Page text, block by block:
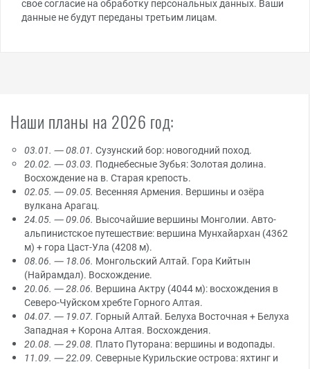
свое согласие на обработку персональных данных. Ваши
данные не будут переданы третьим лицам.
Наши планы на 2026 год:
03.01. — 08.01. Сузунский бор: новогодний поход.
20.02. — 03.03. Поднебесные Зубья: Золотая долина.
Восхождение на в. Старая крепость.
02.05. — 09.05. Весенняя Армения. Вершины и озёра
вулкана Арагац.
24.05. — 09.06. Высочайшие вершины Монголии. Авто-
альпинистское путешествие: вершина Мунхайархан (4362
м) + гора Цаст-Ула (4208 м).
08.06. — 18.06. Монгольский Алтай. Гора Кийтын
(Найрамдал). Восхождение.
20.06. — 28.06. Вершина Актру (4044 м): восхождения в
Северо-Чуйском хребте Горного Алтая.
04.07. — 19.07. Горный Алтай. Белуха Восточная + Белуха
Западная + Корона Алтая. Восхождения.
20.08. — 29.08. Плато Путорана: вершины и водопады.
11.09. — 22.09. Северные Курильские острова: яхтинг и